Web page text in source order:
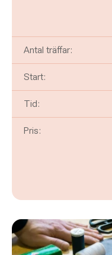
Antal träffar:
Start:
Tid:
Pris: